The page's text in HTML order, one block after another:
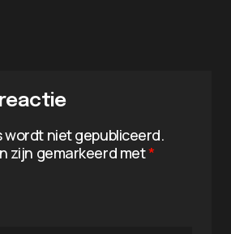
wordt niet gepubliceerd.
zijn gemarkeerd met*